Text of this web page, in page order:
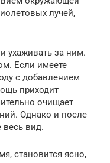
лучей,
ухаживать за ним.
Если имеете
с добавлением
приходит
очищает
Однако и после
весь вид.
становится ясно,